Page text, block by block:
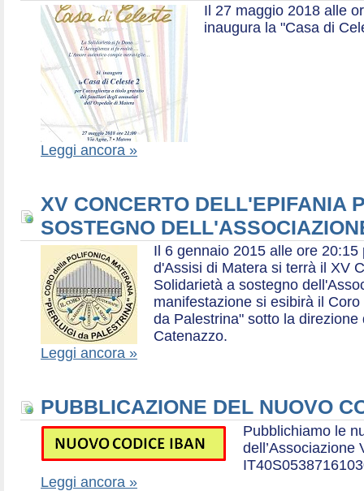
Il 27 maggio 2018 alle
inaugura la "Casa di
Leggi ancora »
XV CONCERTO DELL'EPIFANIA
SOSTEGNO
Il 6 gennaio 2015 alle ore
d'Assisi di Matera si terrà il XV
Solidarietà a sostegno
manifestazione si esibirà il
da Palestrina" sotto la
Catenazzo.
Leggi ancora »
PUBBLICAZIONE DEL NUOVO
Pubblichiamo le
dell’Associazione
Leggi ancora »